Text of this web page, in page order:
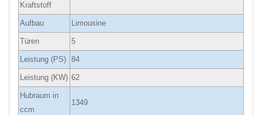
Kraftstoff
Aufbau Limousine
Türen 5
Leistung (PS) 84
Leistung (KW) 62
Hubraum in
ccm
1349